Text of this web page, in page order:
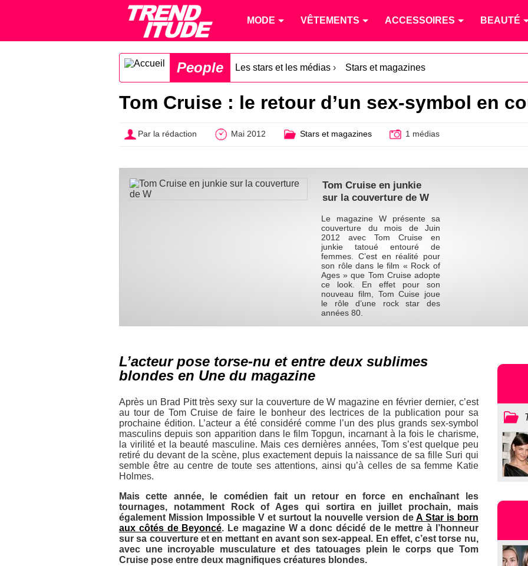
MODE VÊTEMENTS ACCESSOIRES BEAUTÉ
People Les stars et les médias › Stars et magazines
Tom Cruise : le retour d’un sex-symbol en
Par la rédaction Mai 2012 Stars et magazines 1 médias
Tom Cruise en junkie
sur la couverture de W
Le magazine W présente sa
couverture du mois de Juin
2012 avec Tom Cruise en
junkie tatoué entouré de
femmes. C’est en réalité pour
son rôle dans le film « Rock of
Ages » que Tom Cruise adopte
ce look. En effet pour son
nouveau film, Tom Cuise joue
le rôle d’une rock star des
années 80.
L’acteur pose torse-nu et entre deux sublimes
blondes en Une du magazine
Après un Brad Pitt très sexy sur la couverture deW magazine en février dernier, c’est
au tour de Tom Cruise de faire le bonheur des lectrices de la publication pour sa
prochaine édition. L’acteur a été considéré comme l’un des plus grands sex-symbol
masculins depuis son apparition dans le filmTopgun, incarnant à la fois le charisme,
la virilité et la beauté masculine. Mais ces dernières années, Tom s’est quelque peu
retiré du devant de la scène, plus exactement depuis la naissance de sa fille Suri qui
semble être au centre de toute ses attentions, ainsi qu’à celles de sa femme Katie
Holmes.
Mais cette année, le comédien fait un retour en force en enchaînant les
tournages, notamment
Rock of Ages qui sortira en juillet prochain, mais
également Mission Impossible Vet surtout la nouvelle version de A Star is born
aux côtés de Beyoncé. Le magazine Wa donc décidé de le mettre à l’honneur
sur sa couverture et en mettant en avant son sex-appeal. En effet, c’est torse nu,
avec une incroyable musculature et des tatouages plein le corps que Tom
Cruise pose entre deux magnifiques créatures blondes.